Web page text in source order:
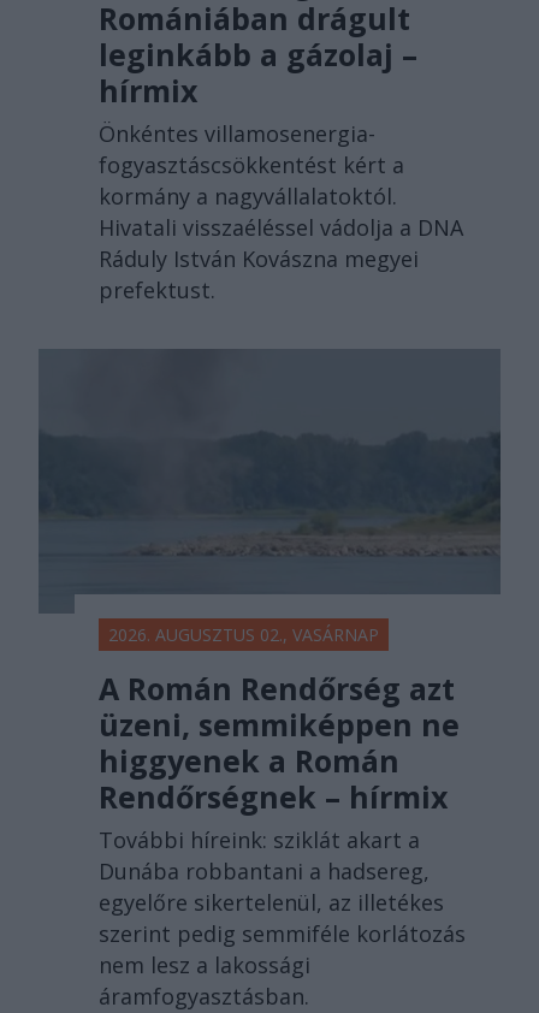
Romániában drágult
leginkább a gázolaj –
hírmix
Önkéntes villamosenergia-
fogyasztáscsökkentést kért a
kormány a nagyvállalatoktól.
Hivatali visszaéléssel vádolja a DNA
Ráduly István Kovászna megyei
prefektust.
2026. AUGUSZTUS 02., VASÁRNAP
A Román Rendőrség azt
üzeni, semmiképpen ne
higgyenek a Román
Rendőrségnek – hírmix
További híreink: sziklát akart a
Dunába robbantani a hadsereg,
egyelőre sikertelenül, az illetékes
szerint pedig semmiféle korlátozás
nem lesz a lakossági
áramfogyasztásban.